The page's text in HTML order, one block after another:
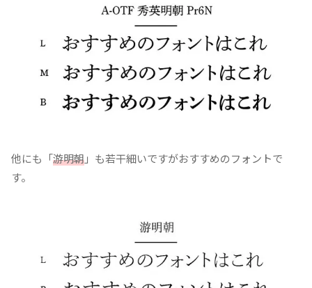
他にも「游明朝」も若干細いですがおすすめのフォントで
す。